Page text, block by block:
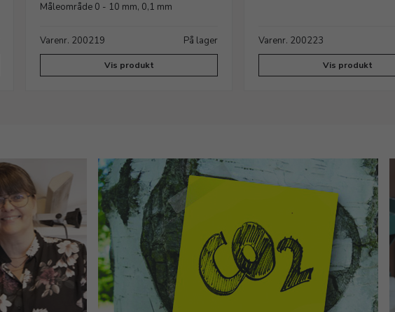
Måleområde 0 - 10 mm, 0,1 mm
Varenr. 200219 På lager
Vis produkt
Varenr. 200223
Vis produkt